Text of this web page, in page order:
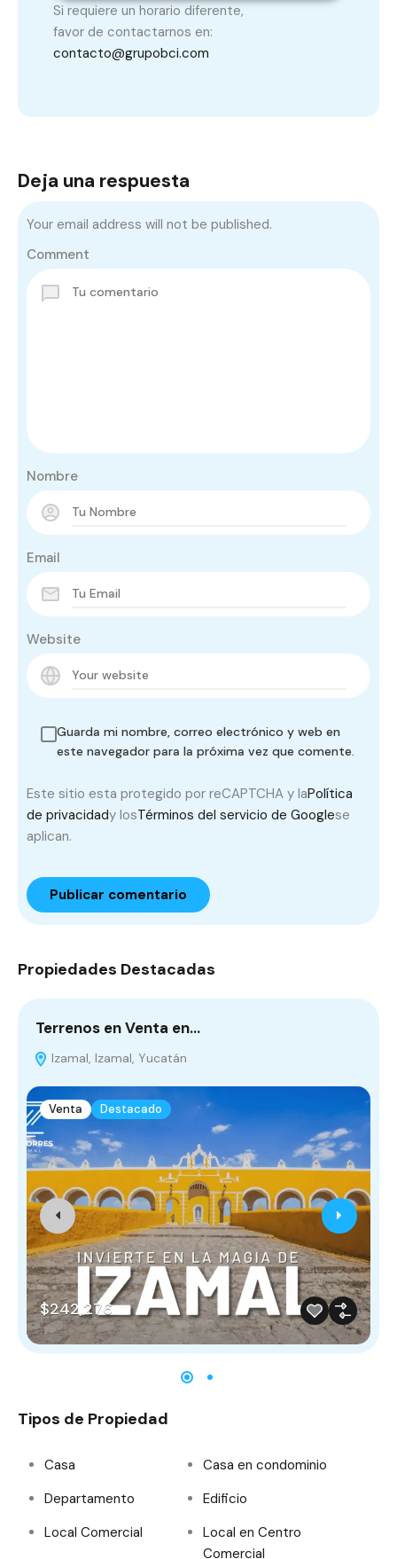
Si requiere un horario diferente,
favor de contactarnos en:
contacto@grupobci.com
Deja una respuesta
Your email address will not be published.
Comment
Nombre
Email
Website
Guarda mi nombre, correo electrónico y web en
este navegador para la próxima vez que comente.
Este sitio esta protegido por reCAPTCHA y laPolítica
de privacidady losTérminos del servicio de Googlese
aplican.
Propiedades Destacadas
Terrenos en Venta en…
Izamal, Izamal, Yucatán
Venta Destacado
$242,276
Tipos de Propiedad
Casa
Casa en condominio
Departamento
Edificio
Local Comercial
Local en Centro
Comercial